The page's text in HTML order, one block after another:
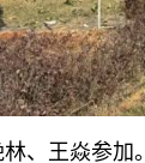
、王焱参加。